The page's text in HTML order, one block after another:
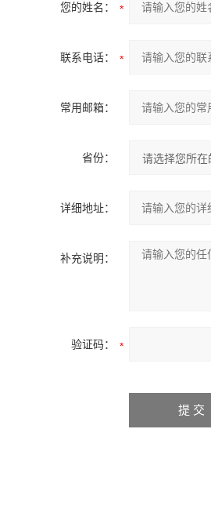
您的姓名：
联系电话：
常用邮箱：
省份：
详细地址：
补充说明：
验证码：